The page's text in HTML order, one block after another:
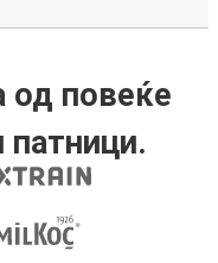
од повеќе